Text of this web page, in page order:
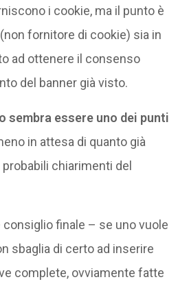
i cookie, ma il punto è
fornitore di cookie) sia in
ad ottenere il consenso
del banner già visto.
sembra essere uno dei punti
in attesa di quanto già
chiarimenti del
finale – se uno vuole
sbaglia di certo ad inserire
complete, ovviamente fatte